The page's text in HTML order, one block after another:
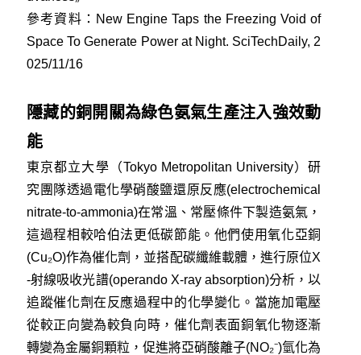
參考資料： New Engine Taps the Freezing Void of
Space To Generate Power at Night. SciTechDaily, 2
025/11/16
隱藏的銅開關為綠色氨氣生產注入強效動
能
東京都立大學（Tokyo Metropolitan University）研
究團隊透過電化學硝酸鹽還原反應(electrochemical
nitrate-to-ammonia)在常溫、常壓條件下製造氨氣，
這過程相較哈伯法更低碳節能。他們使用氧化亞銅
(Cu₂O)作為催化劑，並搭配碳纖維載體，進行原位X
-射線吸收光譜(operando X-ray absorption)分析，以
追蹤催化劑在反應過程中的化學變化。當施加電壓
從較正向變為較負向時，催化劑表面銅氧化物逐漸
轉變為金屬銅顆粒，促進將亞硝酸離子(NO₂⁻)氫化為